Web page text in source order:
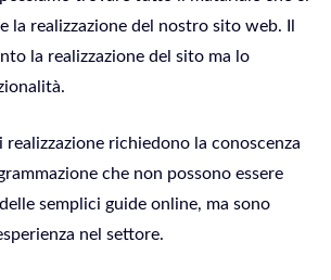
la realizzazione del nostro sito web. Il
la realizzazione del sito ma lo
richiedono la conoscenza
che non possono essere
semplici guide online, ma sono
nel settore.